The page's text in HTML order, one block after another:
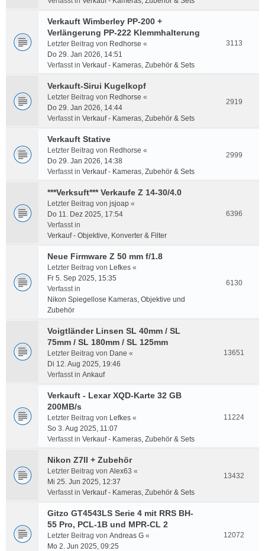
Verkauft Wimberley PP-200 +
Verlängerung PP-222 Klemmhalterung
Letzter Beitrag von Redhorse «
Do 29. Jan 2026, 14:51
Verfasst in Verkauf - Kameras, Zubehör & Sets
3113
Verkauft-Sirui Kugelkopf
Letzter Beitrag von Redhorse «
Do 29. Jan 2026, 14:44
Verfasst in Verkauf - Kameras, Zubehör & Sets
2919
Verkauft Stative
Letzter Beitrag von Redhorse «
Do 29. Jan 2026, 14:38
Verfasst in Verkauf - Kameras, Zubehör & Sets
2999
***Verksuft*** Verkaufe Z 14-30/4.0
Letzter Beitrag von jsjoap «
Do 11. Dez 2025, 17:54
Verfasst in
Verkauf - Objektive, Konverter & Filter
6396
Neue Firmware Z 50 mm f/1.8
Letzter Beitrag von Lefkes «
Fr 5. Sep 2025, 15:35
Verfasst in
Nikon Spiegellose Kameras, Objektive und
Zubehör
6130
Voigtländer Linsen SL 40mm / SL
75mm / SL 180mm / SL 125mm
Letzter Beitrag von Dane «
Di 12. Aug 2025, 19:46
Verfasst in Ankauf
13651
Verkauft - Lexar XQD-Karte 32 GB
200MB/s
Letzter Beitrag von Lefkes «
So 3. Aug 2025, 11:07
Verfasst in Verkauf - Kameras, Zubehör & Sets
11224
Nikon Z7II + Zubehör
Letzter Beitrag von Alex63 «
Mi 25. Jun 2025, 12:37
Verfasst in Verkauf - Kameras, Zubehör & Sets
13432
Gitzo GT4543LS Serie 4 mit RRS BH-
55 Pro, PCL-1B und MPR-CL 2
Letzter Beitrag von Andreas G «
Mo 2. Jun 2025, 09:25
12072